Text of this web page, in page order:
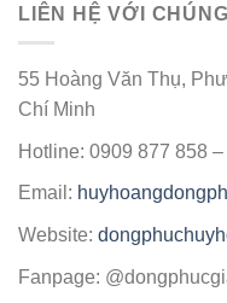
LIÊN HỆ VỚI CHÚNG
55 Hoàng Văn Thụ,
Chí Minh
Hotline: 0909 877 858
Email:
Website:
Fanpage: